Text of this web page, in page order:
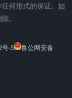
何形式的保证。如
。
号-5
鲁公网安备